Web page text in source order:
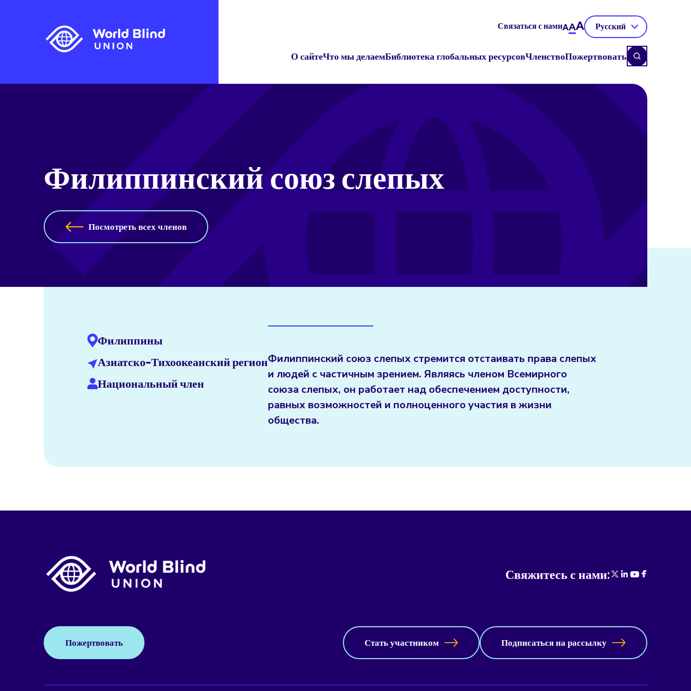
Связаться с намиAAA Русский
О сайтеЧто мы делаемБиблиотека глобальных ресурсовЧленствоПожертвовать
Филиппинский союз слепых
Посмотреть всех членов
Филиппины
Азиатско-Тихоокеанский регион
Национальный член
Филиппинский союз слепых стремится отстаивать права слепых
и людей с частичным зрением. Являясь членом Всемирного
союза слепых, он работает над обеспечением доступности,
равных возможностей и полноценного участия в жизни
общества.
Пожертвовать Стать участником Подписаться на рассылку
Свяжитесь с нами: